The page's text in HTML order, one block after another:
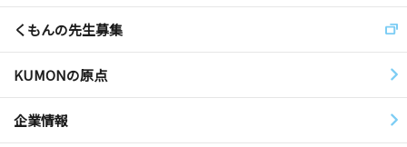
くもんの先生募集
KUMONの原点
企業情報